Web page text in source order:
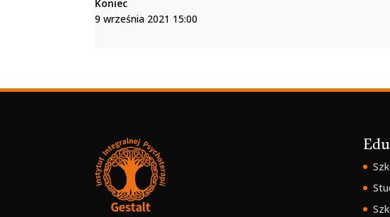
Koniec
9 września 2021 15:00